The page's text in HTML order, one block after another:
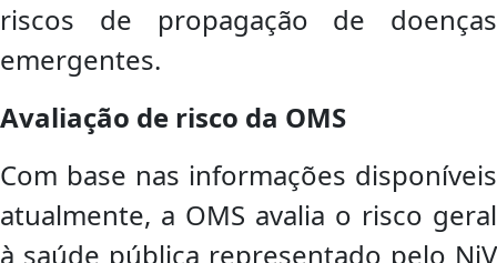
riscos de propagação de doenças
emergentes.
Avaliação de risco da OMS
Com base nas informações disponíveis
atualmente, a OMS avalia o risco geral
à saúde pública representado pelo NiV